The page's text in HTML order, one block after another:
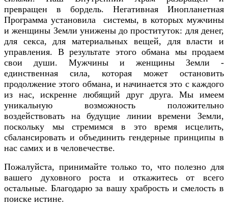
превращен в бордель. Негативная Инопланетная
Программа установила системы, в которых мужчины
и женщины Земли унижены до проституток: для денег,
для секса, для материальных вещей, для власти и
управления. В результате этого обмана мы продаем
свои души. Мужчины и женщины Земли -
единственная сила, которая может остановить
продолжение этого обмана, и начинается это с каждого
из нас, искренне любящий друг друга. Мы имеем
уникальную возможность положительно
воздействовать на будущие линии времени Земли,
поскольку мы стремимся в это время исцелить,
сбалансировать и объединить гендерные принципы в
нас самих и в человечестве.
Пожалуйста, принимайте только то, что полезно для
вашего духовного роста и откажитесь от всего
остальные. Благодарю за вашу храбрость и смелость в
поиске истине.